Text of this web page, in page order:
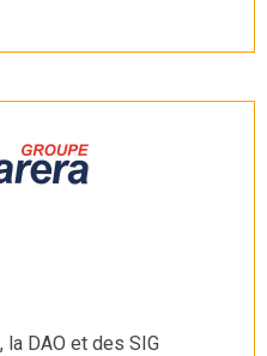
DAO et des SIG